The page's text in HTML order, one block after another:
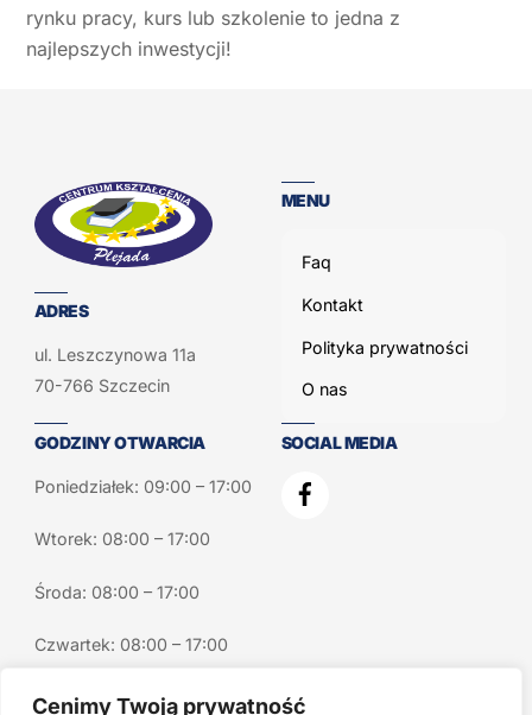
Cenimy Twoją prywatność
rynku pracy, kurs lub szkolenie to jedna z
najlepszych inwestycji!
ADRES
ul. Leszczynowa 11a
70-766 Szczecin
MENU
Faq
Kontakt
Polityka prywatności
O nas
GODZINY OTWARCIA
Poniedziałek: 09:00 – 17:00
Wtorek: 08:00 – 17:00
Środa: 08:00 – 17:00
Czwartek: 08:00 – 17:00
Piątek: 09:00 – 17:00
SOCIAL MEDIA